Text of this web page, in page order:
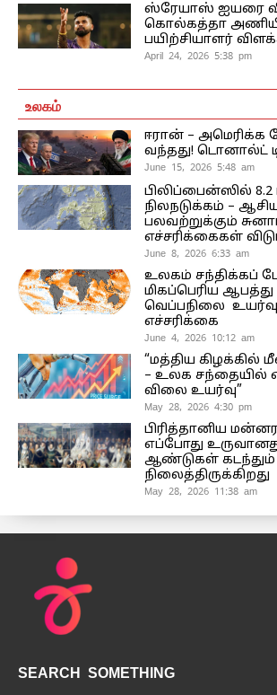
ஸ்ரேயாஸ் ஐயரை
கொல்கத்தா
பயிற்சியாளர்
April 24, 2026 5:38 pm
உலகம்
ஈரான் – அமெரிக்க
வந்தது! டொனால்ட்
June 15, 2026 5:48 am
பிலிப்பைன்ஸில்
நிலநடுக்கம் –
பலவற்றுக்கும்
எச்சரிக்கைகள்
June 8, 2026 6:33 am
உலகம் சந்திக்கப்
மிகப்பெரிய
வெப்பநிலை உயர்வு
எச்சரிக்கை
June 4, 2026 10:12 am
“மத்திய கிழக்கில்
– உலக சந்தையில்
விலை உயர்வு”
May 28, 2026 4:30 pm
பிரித்தானிய
எப்போது
ஆண்டுகள் கடந்தும்
நிலைத்திருக்கிறது
May 28, 2026 11:38 am
SEARCH SOMETHING